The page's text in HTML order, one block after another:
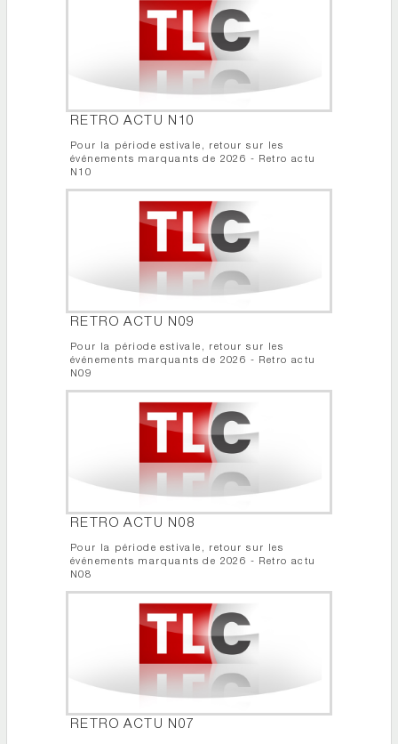
RETRO ACTU N10
Pour la période estivale, retour sur les
événements marquants de 2026 - Retro actu
N10
RETRO ACTU N09
Pour la période estivale, retour sur les
événements marquants de 2026 - Retro actu
N09
RETRO ACTU N08
Pour la période estivale, retour sur les
événements marquants de 2026 - Retro actu
N08
RETRO ACTU N07